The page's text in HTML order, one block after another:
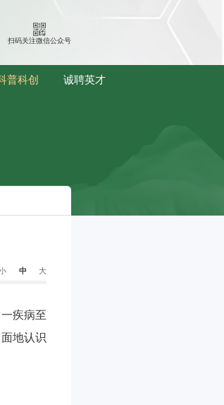
扫码关注微信公众号
普科创 诚聘英才
中 大
疾病至
地认识